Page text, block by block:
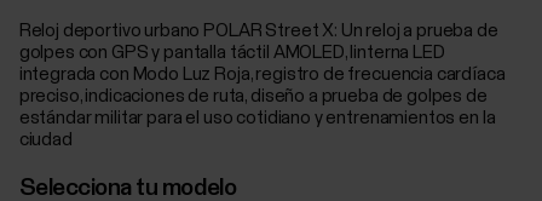
Reloj deportivo urbano POLAR Street X: Un reloj a prueba de
golpes con GPS y pantalla táctil AMOLED, linterna LED
integrada con Modo Luz Roja, registro de frecuencia cardíaca
preciso, indicaciones de ruta, diseño a prueba de golpes de
estándar militar para el uso cotidiano y entrenamientos en la
ciudad
Selecciona tu modelo